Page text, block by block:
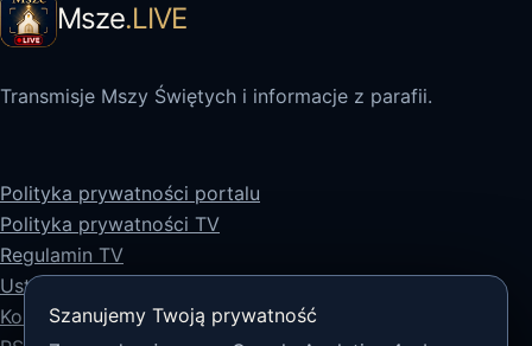
Msze.LIVE
Transmisje Mszy Świętych i informacje z parafii.
Polityka prywatności portalu
Polityka prywatności TV
Regulamin TV
Ustawienia prywatności
KontaktSzanujemy Twoją prywatność